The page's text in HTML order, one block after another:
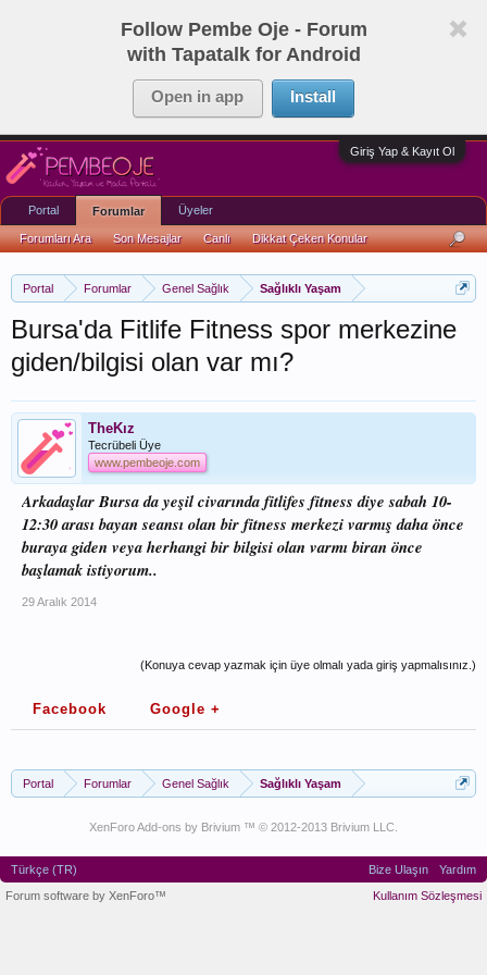
Follow Pembe Oje - Forum
with Tapatalk for Android
Open in app Install
Giriş Yap & Kayıt Ol
Portal Forumlar Genel Sağlık Sağlıklı Yaşam
Bursa'da Fitlife Fitness spor merkezine
giden/bilgisi olan var mı?
TheKız
Tecrübeli Üye
www.pembeoje.com
Arkadaşlar Bursa da yeşil civarında fitlifes fitness diye sabah 10-
12:30 arası bayan seansı olan bir fitness merkezi varmış daha önce
buraya giden veya herhangi bir bilgisi olan varmı biran önce
başlamak istiyorum..
29 Aralık 2014
(Konuya cevap yazmak için üye olmalı yada giriş yapmalısınız.)
Facebook Google +
Portal Forumlar Genel Sağlık Sağlıklı Yaşam
XenForo Add-ons by Brivium ™ © 2012-2013 Brivium LLC.
Portal Forumlar
Forumları Ara Son Mesajlar Canlı Dikkat Çeken Konular
Üyeler
Türkçe (TR) Bize Ulaşın
Yardım
Kullanım Sözleşmesi
Forum software by XenForo™